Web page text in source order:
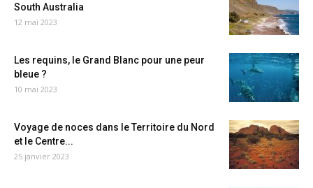
South Australia
12 mai 2023
Les requins, le Grand Blanc pour une peur
bleue ?
10 mai 2023
Voyage de noces dans le Territoire du Nord
et le Centre...
25 janvier 2023